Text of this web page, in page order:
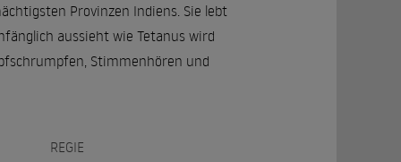
Provinzen Indiens. Sie lebt
aussieht wie Tetanus wird
Stimmenhören und
REGIE